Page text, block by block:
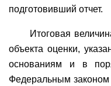
подготовивший отчет.
Итоговая
объекта оценки,
основаниям и в
Федеральным